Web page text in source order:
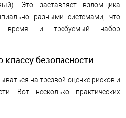
Это заставляет взломщика
разными системами, что
время и требуемый набор
безопасности
на трезвой оценке рисков и
Вот несколько практических